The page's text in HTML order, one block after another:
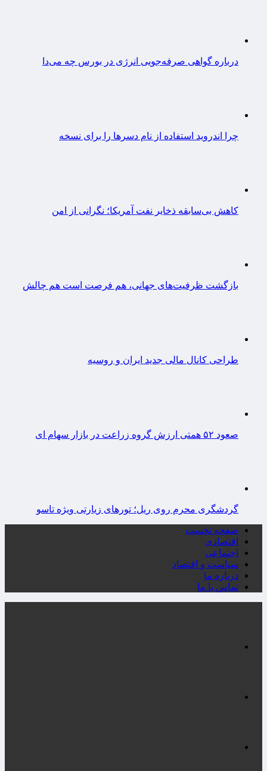
درباره گواهی صرفه‌جویی انرژی در بورس چه می‌دا
چرا اندروید استفاده از نام دسرها را برای نسخه
کاهش بی‌سابقه ذخایر نفت آمریکا؛ نگرانی از امن
بازگشت ظرفیت‌های جهانی، هم فرصت است هم چالش
طراحی کانال مالی جدید ایران و روسیه
صعود ۵۲ همتی ارزش گروه زراعت در بازار سهام ای
گردشگری محرم روی ریل؛ تورهای زیارتی ویژه تاسو
صفحه نخست
اقتصادی
اجتماعی
سیاست و اقتصاد
درباره ما
تماس با ما